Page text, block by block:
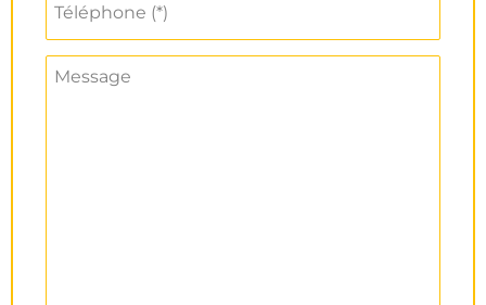
Téléphone (*)
Message